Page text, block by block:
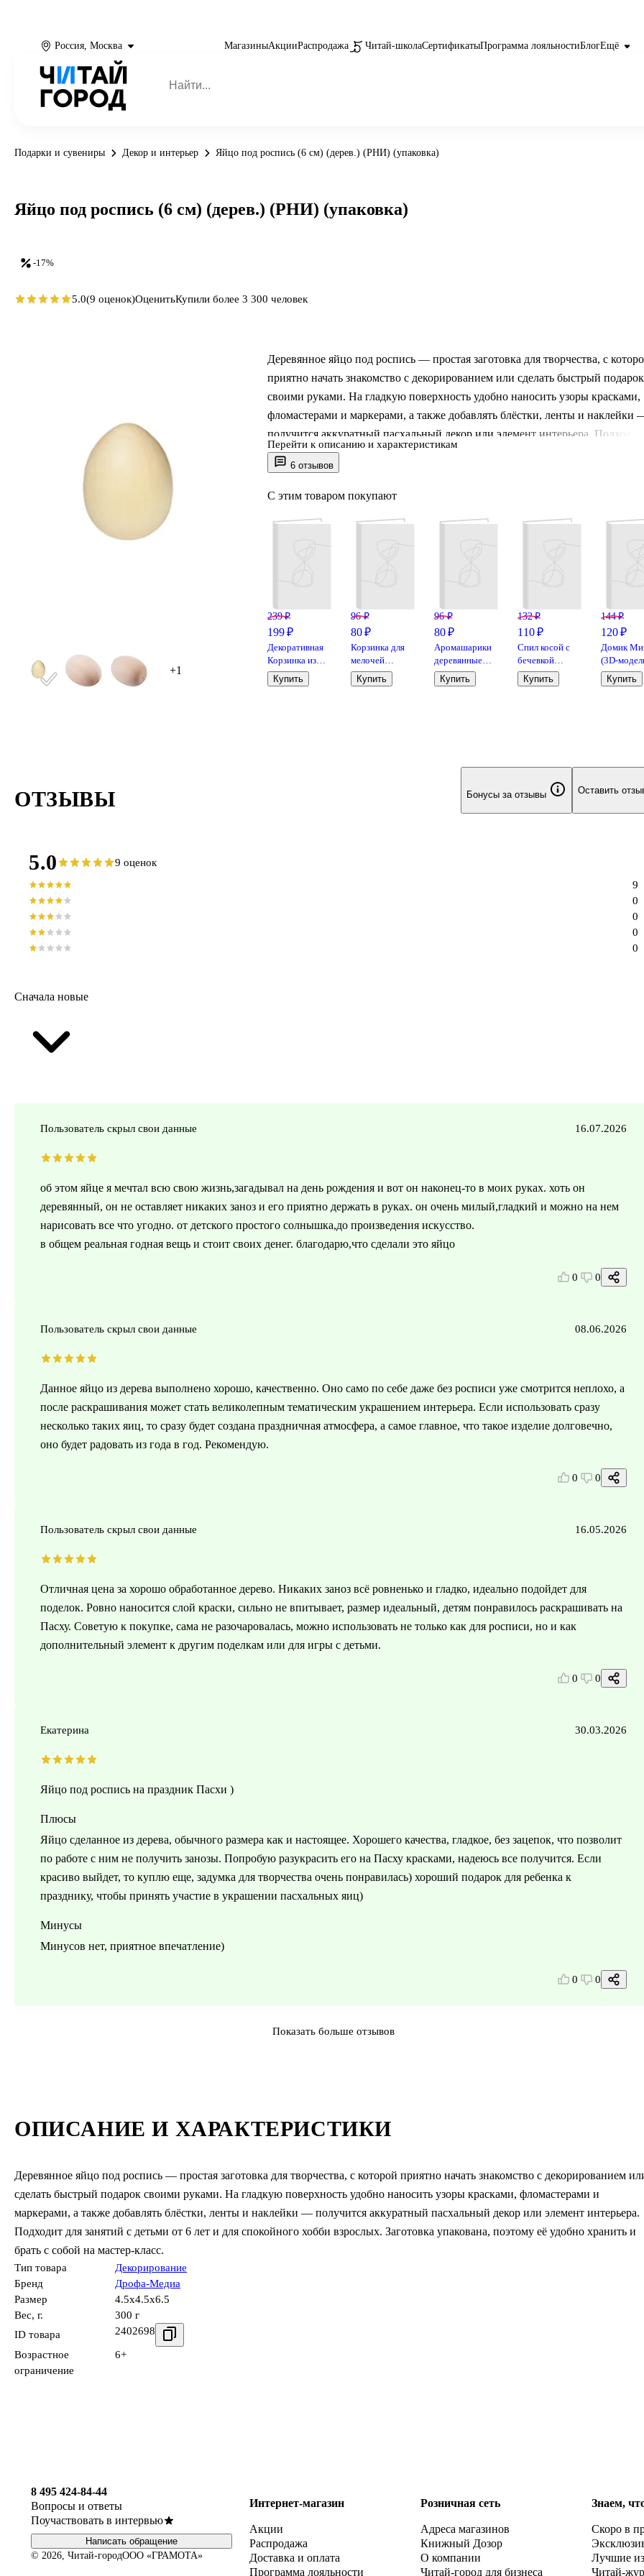
Россия, Москва МагазиныАкцииРаспродажа Читай-школаСертификатыПрограмма лояльностиБлогЕщё
Подарки и сувениры Декор и интерьер Яйцо под роспись (6 см) (дерев.) (РНИ) (упаковка)
+1
6 отзывов
Деревянное яйцо под роспись — простая заготовка для творчества, с
приятно начать знакомство с декорированием или сделать быстрый подарок
своими руками. На гладкую поверхность удобно наносить узоры красками,
фломастерами и маркерами, а также добавлять блёстки, ленты и наклейки
получится аккуратный пасхальный декор или элемент интерьера. Подходит
для занятий с детьми от 6 лет и для спокойного хобби взрослых. Заготовка
упакована, поэтому её удобно хранить и брать с собой на мастер-класс.
Перейти к описанию и характеристикам
С этим товаром покупают
239 ₽
199 ₽
Декоративная
Корзинка из
лозы, 10см
Купить
96 ₽
80 ₽
Корзинка для
мелочей
(салатный)
Купить
96 ₽
80 ₽
Аромашарики
деревянные
(лаванда) (5 шт.)
(719054)
Купить
132 ₽
110 ₽
Спил косой с
бечевкой
22х7х1см(дерево)
Купить
144 ₽
120 ₽
Домик
(3D-
(151774)
Купить
-17%
Яйцо под роспись (6 см) (дерев.) (РНИ) (упаковка)
5.0(9 оценок)ОценитьКупили более 3 300 человек
ОПИСАНИЕ И ХАРАКТЕРИСТИКИ
Деревянное яйцо под роспись — простая заготовка для творчества, с которой приятно начать знакомство с декорированием
сделать быстрый подарок своими руками. На гладкую поверхность удобно наносить узоры красками, фломастерами и
маркерами, а также добавлять блёстки, ленты и наклейки — получится аккуратный пасхальный декор или элемент интерьера.
Подходит для занятий с детьми от 6 лет и для спокойного хобби взрослых. Заготовка упакована, поэтому её удобно хранить и
брать с собой на мастер-класс.
Тип товара
Декорирование
Бренд
Дрофа-Медиа
Размер
4.5x4.5x6.5
Вес, г.
300 г
ID товара
2402698
Возрастное
ограничение
6+
ОТЗЫВЫ Бонусы за отзывы Оставить
5.0 9 оценок
0
0
0
0
9
Сначала новые
Пользователь скрыл свои данные 16.07.2026
об этом яйце я мечтал всю свою жизнь,загадывал на день рождения и вот он наконец-то в моих руках. хоть он
деревянный, он не оставляет никаких заноз и его приятно держать в руках. он очень милый,гладкий и можно на нем
нарисовать все что угодно. от детского простого солнышка,до произведения искусство.
в общем реальная годная вещь и стоит своих денег. благодарю,что сделали это яйцо
0 0
Пользователь скрыл свои данные 08.06.2026
Данное яйцо из дерева выполнено хорошо, качественно. Оно само по себе даже без росписи уже смотрится неплохо, а
после раскрашивания может стать великолепным тематическим украшением интерьера. Если использовать сразу
несколько таких яиц, то сразу будет создана праздничная атмосфера, а самое главное, что такое изделие долговечно,
оно будет радовать из года в год. Рекомендую.
0 0
Пользователь скрыл свои данные 16.05.2026
Отличная цена за хорошо обработанное дерево. Никаких заноз всё ровненько и гладко, идеально подойдет для
поделок. Ровно наносится слой краски, сильно не впитывает, размер идеальный, детям понравилось раскрашивать на
Пасху. Советую к покупке, сама не разочаровалась, можно использовать не только как для росписи, но и как
дополнительный элемент к другим поделкам или для игры с детьми.
0 0
Екатерина 30.03.2026
Яйцо под роспись на праздник Пасхи )
Плюсы
Яйцо сделанное из дерева, обычного размера как и настоящее. Хорошего качества, гладкое, без зацепок, что позволит
по работе с ним не получить занозы. Попробую разукрасить его на Пасху красками, надеюсь все получится. Если
красиво выйдет, то куплю еще, задумка для творчества очень понравилась) хороший подарок для ребенка к
празднику, чтобы принять участие в украшении пасхальных яиц)
Минусы
Минусов нет, приятное впечатление)
0 0
Показать больше отзывов
8 495 424-84-44
Вопросы и ответы
Поучаствовать в интервью
Написать обращение
© 2026, Читай-городООО «ГРАМОТА»
Интернет-магазин
Акции
Распродажа
Доставка и оплата
Программа лояльности
Розничная сеть
Адреса магазинов
Книжный Дозор
О компании
Читай-город для бизнеса
Знаем,
Скоро в
Лучшие
Читай-